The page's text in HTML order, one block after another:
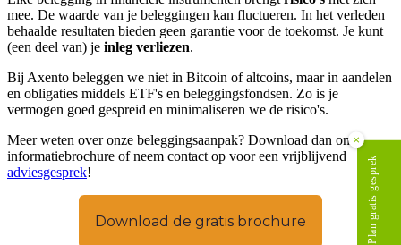
mee. De waarde van je beleggingen kan fluctueren. In het verleden
behaalde resultaten bieden geen garantie voor de toekomst. Je kunt
(een deel van) je inleg verliezen.
Bij Axento beleggen we niet in Bitcoin of altcoins, maar in aandelen
en obligaties middels ETF's en beleggingsfondsen. Zo is je
vermogen goed gespreid en minimaliseren we de risico's.
Meer weten over onze beleggingsaanpak? Download dan onze
informatiebrochure of neem contact op voor een vrijblijvend
adviesgesprek!
Download de gratis brochure
×
Plan gratis gesprek